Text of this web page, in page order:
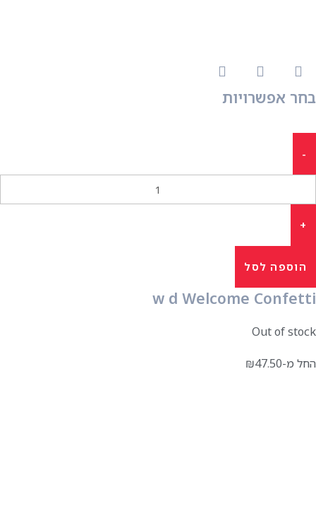
בחר אפשרויות
הוספה לסל
w d Welcome Confetti
Out of stock
החל מ- ₪47.50